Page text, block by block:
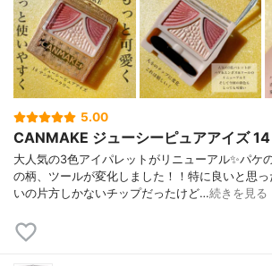
5.00
CANMAKE ジューシーピュアアイズ 14
大人気の3色アイパレットがリニューアル✨パケ
の柄、ツールが変化しました！！特に良いと思
いの片方しかないチップだったけど…続きを見る